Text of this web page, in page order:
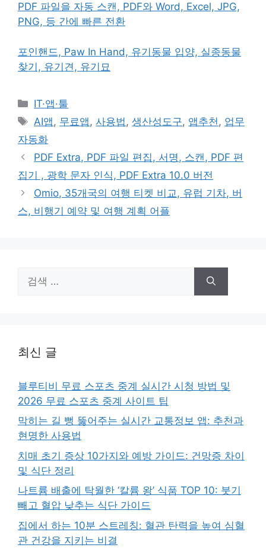
PDF 파일을 자동 스캔, PDF와 Word, Excel, JPG,
PNG, 등 간에 빠른 전환
포인핸드, Paw In Hand, 유기동물 입양, 실종동물
찾기, 유기견, 유기묘
카
테
리
IT·앱·툴
태
그
AI앱 , 무료앱 ,사용법 ,생산성도구, 앱추천 , 업무
자동화
PDF Extra, PDF 파일 편집, 서명, 스캔, PDF 편
집기 , 광학 문자 인식, PDF Extra 10.0 버전
Omio, 35개국의 여행 티켓 비교, 유럽 기차, 버
스, 비행기 예약 및 여행 계획 어플
색:
최신 글
블루티비 무료 스포츠 중계 실시간 시청 방법 및
2026 무료 스포츠 중계 사이트 팁
막히는 길 뻥 뚫어주는 실시간 교통정보 앱: 추천과
현명한 사용법
치매 초기 증상 10가지와 예방 가이드: 건망증 차이
및 식단 정리
나트륨 배출에 탁월한 ‘칼륨 왕’ 식품 TOP 10: 붓기
빼고 혈압 낮추는 식단 가이드
집에서 하는 10분 스트레칭: 혈관 탄력을 높여 심혈
관 건강을 지키는 비결